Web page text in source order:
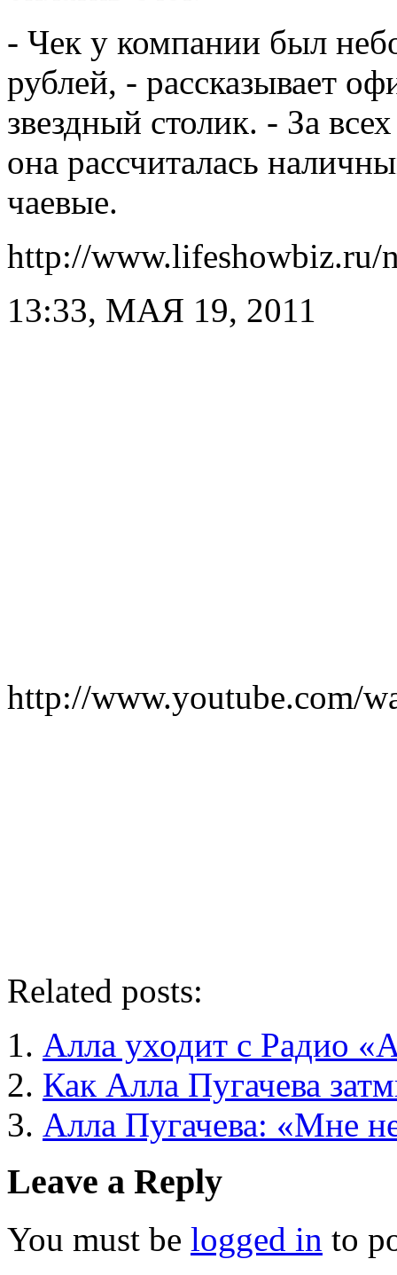
- Чек у компании был
рублей, - рассказывает
звездный столик. - За
она рассчиталась
чаевые.
http://www.lifeshowbiz.ru/
13:33, МАЯ 19, 2011
http://www.youtube.com/
Related posts:
Алла уходит с Радио
Как Алла Пугачева
Алла Пугачева: «Мне
Leave a Reply
You must be logged in to